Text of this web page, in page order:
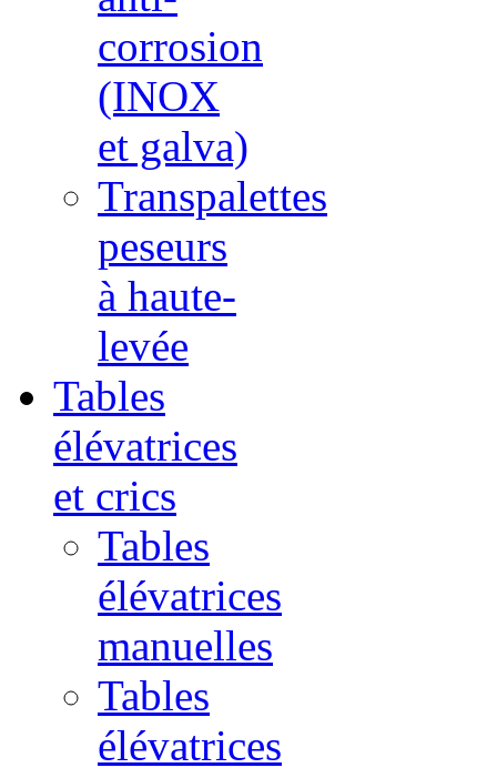
corrosion
(INOX
et galva)
Transpalettes
peseurs
à haute-
levée
Tables
élévatrices
et crics
Tables
élévatrices
manuelles
Tables
élévatrices